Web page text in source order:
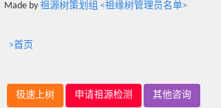
Made by 祖源树策划组 <祖缘树管理员名单>
>首页
极速上树 申请祖源检测 其他咨询